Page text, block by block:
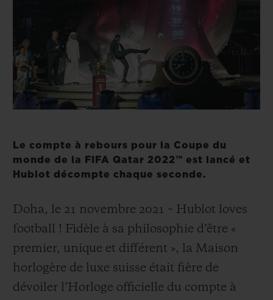
Le compte à rebours pour la Coupe du
monde de la FIFA Qatar 2022™ est lancé et
Hublot décompte chaque seconde.
Doha, le 21 novembre 2021 – Hublot loves
football ! Fidèle à sa philosophie d’être «
premier, unique et différent », la Maison
horlogère de luxe suisse était fière de
dévoiler l’Horloge officielle du compte à
SERVICES EXCLUSIFS
GARANTIE 5+5
HUBLOTISTA ET EXTENSION DE GARANTIE
DÉLAI DE LIVRAISON
LIVRAISON ET RETOURS GRATUITS
POCHETTE CADEAU